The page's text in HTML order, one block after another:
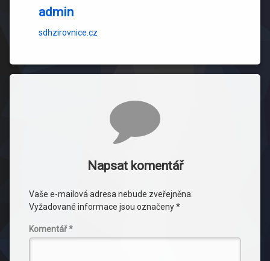
admin
sdhzirovnice.cz
Napsat komentář
Vaše e-mailová adresa nebude zveřejněna.
Vyžadované informace jsou označeny*
Komentář*